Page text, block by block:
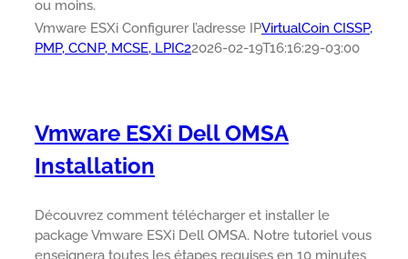
ou moins.
Vmware ESXi Configurer l’adresse IPVirtualCoin CISSP,
PMP, CCNP, MCSE, LPIC22026-02-19T16:16:29-03:00
Vmware ESXi Dell OMSA
Installation
Découvrez comment télécharger et installer le
package Vmware ESXi Dell OMSA. Notre tutoriel vous
enseignera toutes les étapes requises en 10 minutes